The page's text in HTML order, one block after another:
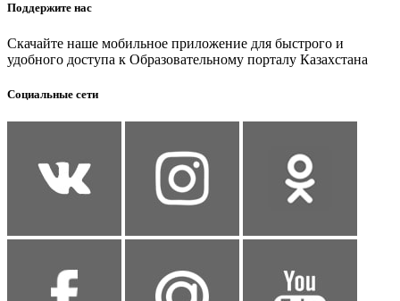
Поддержите нас
Скачайте наше мобильное приложение для быстрого и
удобного доступа к Образовательному порталу Казахстана
Социальные сети